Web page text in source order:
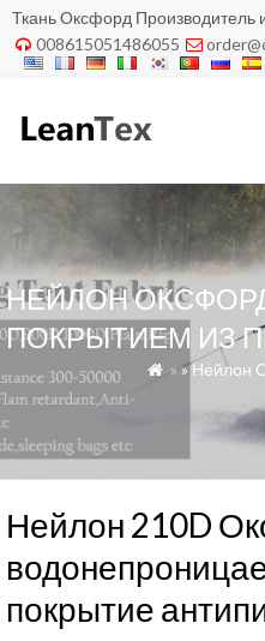
Ткань Оксфорд Производитель
 008615051486055 
НЕЙЛОН
ПОКРЫТИЕМ ИЗ
 » »Нейлон
Нейлон 210D
покрытие